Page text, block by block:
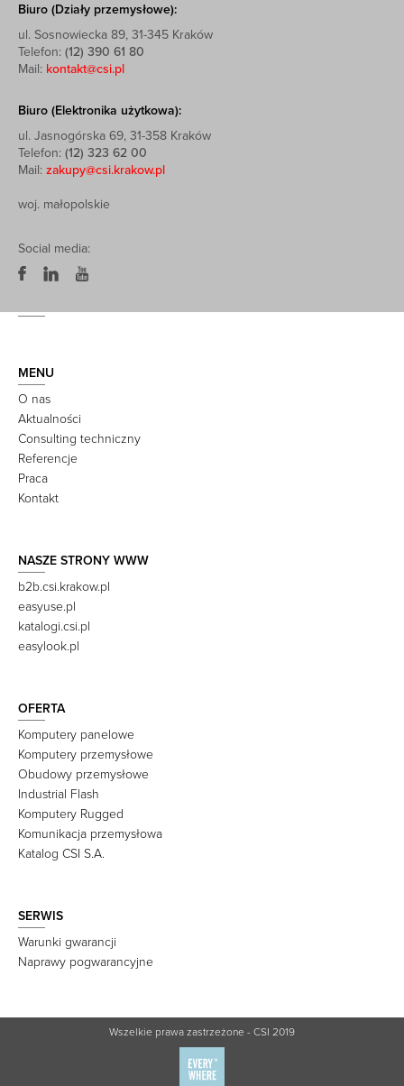
Biuro (Działy przemysłowe):
ul. Sosnowiecka 89, 31-345 Kraków
Telefon: (12) 390 61 80
Mail: kontakt@csi.pl
Biuro (Elektronika użytkowa):
ul. Jasnogórska 69, 31-358 Kraków
Telefon: (12) 323 62 00
Mail: zakupy@csi.krakow.pl
woj. małopolskie
Social media:
MENU
O nas
Aktualności
Consulting techniczny
Referencje
Praca
Kontakt
NASZE STRONY WWW
b2b.csi.krakow.pl
easyuse.pl
katalogi.csi.pl
easylook.pl
OFERTA
Komputery panelowe
Komputery przemysłowe
Obudowy przemysłowe
Industrial Flash
Komputery Rugged
Komunikacja przemysłowa
Katalog CSI S.A.
SERWIS
Warunki gwarancji
Naprawy pogwarancyjne
Wszelkie prawa zastrzeżone - CSI 2019